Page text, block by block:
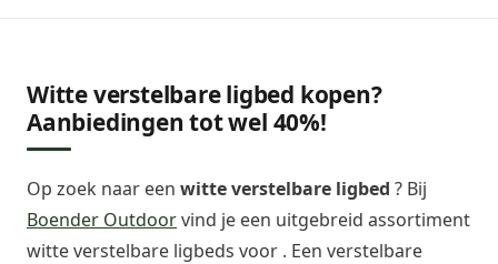
Witte verstelbare ligbed kopen?
Aanbiedingen tot wel 40%!
Op zoek naar een witte verstelbare ligbed ? Bij
Boender Outdoorvind je een uitgebreid assortiment
witte verstelbare ligbeds voor . Een verstelbare